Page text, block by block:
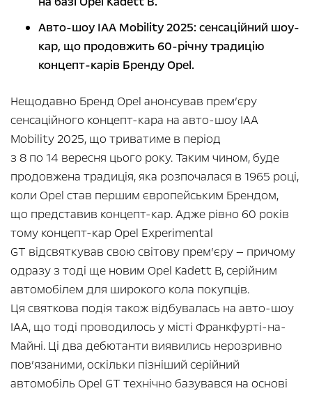
Авто-шоу IAA Mobility 2025: сенсаційний шоу-
кар, що продовжить 60-річну традицію
концепт-карів Бренду Opel.
Нещодавно Бренд Opel анонсував прем’єру
сенсаційного концепт-кара на авто-шоу IAA
Mobility 2025, що триватиме в період
з 8 по 14 вересня цього року. Таким чином, буде
продовжена традиція, яка розпочалася в 1965 році,
коли Opel став першим європейським Брендом,
що представив концепт-кар. Адже рівно 60 років
тому концепт-кар Opel Experimental
GT відсвяткував свою світову прем’єру — причому
одразу з тоді ще новим Opel Kadett B, серійним
автомобілем для широкого кола покупців.
Ця святкова подія також відбувалась на авто-шоу
IAA, що тоді проводилось у місті Франкфурті-на-
Майні. Ці два дебютанти виявились нерозривно
пов’язаними, оскільки пізніший серійний
автомобіль Opel GT технічно базувався на основі